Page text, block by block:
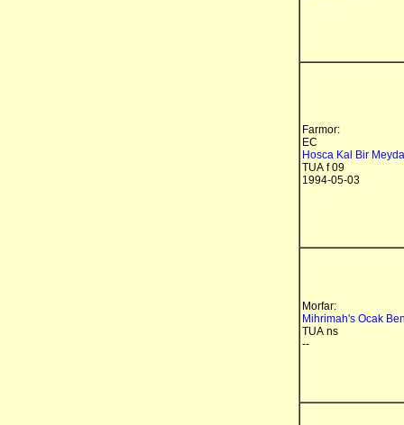
Farmor:
EC
Hosca Kal Bir
TUA f 09
1994-05-03
Morfar:
Mihrimah's Ocak
TUA ns
--